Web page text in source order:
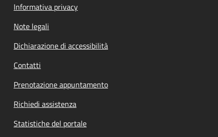
Informativa privacy
Note legali
Dichiarazione di accessibilità
Contatti
Prenotazione appuntamento
Richiedi assistenza
Statistiche del portale